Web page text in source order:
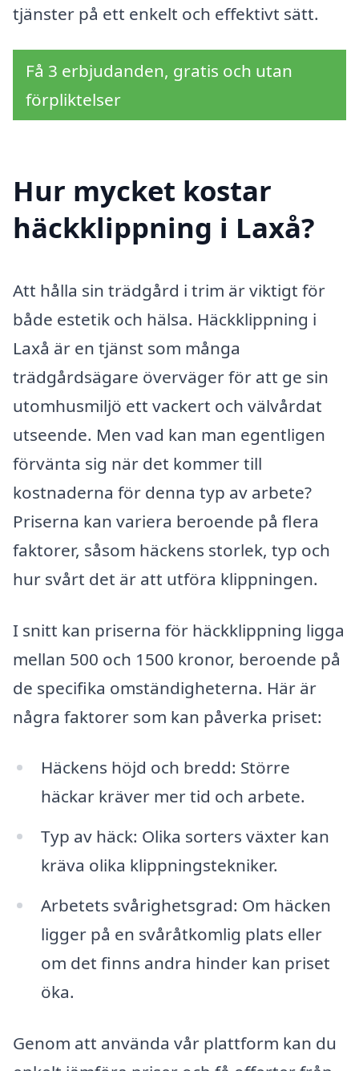
tjänster på ett enkelt och effektivt sätt.
Få 3 erbjudanden, gratis och utan
förpliktelser
Hur mycket kostar
häckklippning i Laxå?
Att hålla sin trädgård i trim är viktigt för
både estetik och hälsa. Häckklippning i
Laxå är en tjänst som många
trädgårdsägare överväger för att ge sin
utomhusmiljö ett vackert och välvårdat
utseende. Men vad kan man egentligen
förvänta sig när det kommer till
kostnaderna för denna typ av arbete?
Priserna kan variera beroende på flera
faktorer, såsom häckens storlek, typ och
hur svårt det är att utföra klippningen.
I snitt kan priserna för häckklippning ligga
mellan 500 och 1500 kronor, beroende på
de specifika omständigheterna. Här är
några faktorer som kan påverka priset:
Häckens höjd och bredd: Större
häckar kräver mer tid och arbete.
Typ av häck: Olika sorters växter kan
kräva olika klippningstekniker.
Arbetets svårighetsgrad: Om häcken
ligger på en svåråtkomlig plats eller
om det finns andra hinder kan priset
öka.
Genom att använda vår plattform kan du